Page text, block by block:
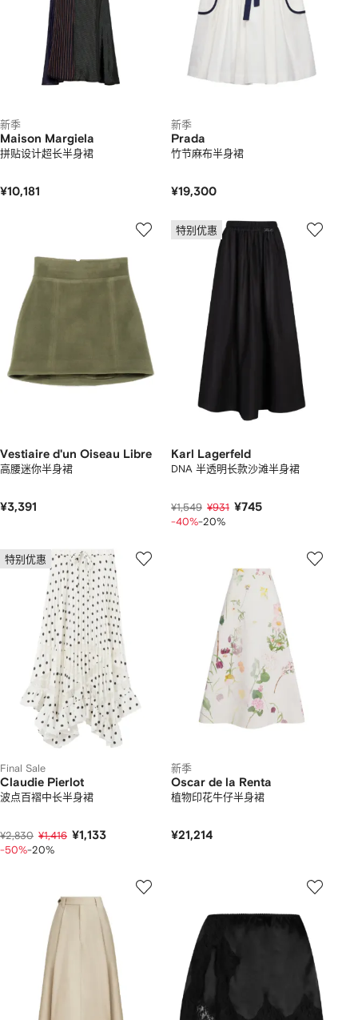
新季
Maison Margiela
拼贴设计超长半身裙
¥10,181
新季
Prada
竹节麻布半身裙
¥19,300
Vestiaire d'un Oiseau Libre
高腰迷你半身裙
¥3,391
特别优惠
Karl Lagerfeld
DNA 半透明长款沙滩半身裙
¥1,549 ¥931 ¥745
-40%-20%
特别优惠
Final Sale
Claudie Pierlot
波点百褶中长半身裙
¥2,830 ¥1,416 ¥1,133
-50%-20%
新季
Oscar de la Renta
植物印花牛仔半身裙
¥21,214